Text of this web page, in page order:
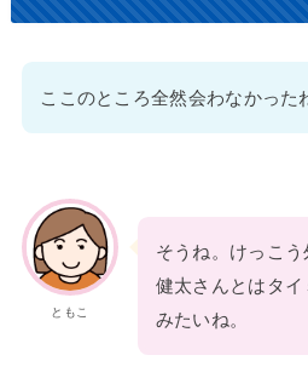
ここのところ全然会わなかった
ともこ
そうね。けっこう
健太さんとはタ
みたいね。